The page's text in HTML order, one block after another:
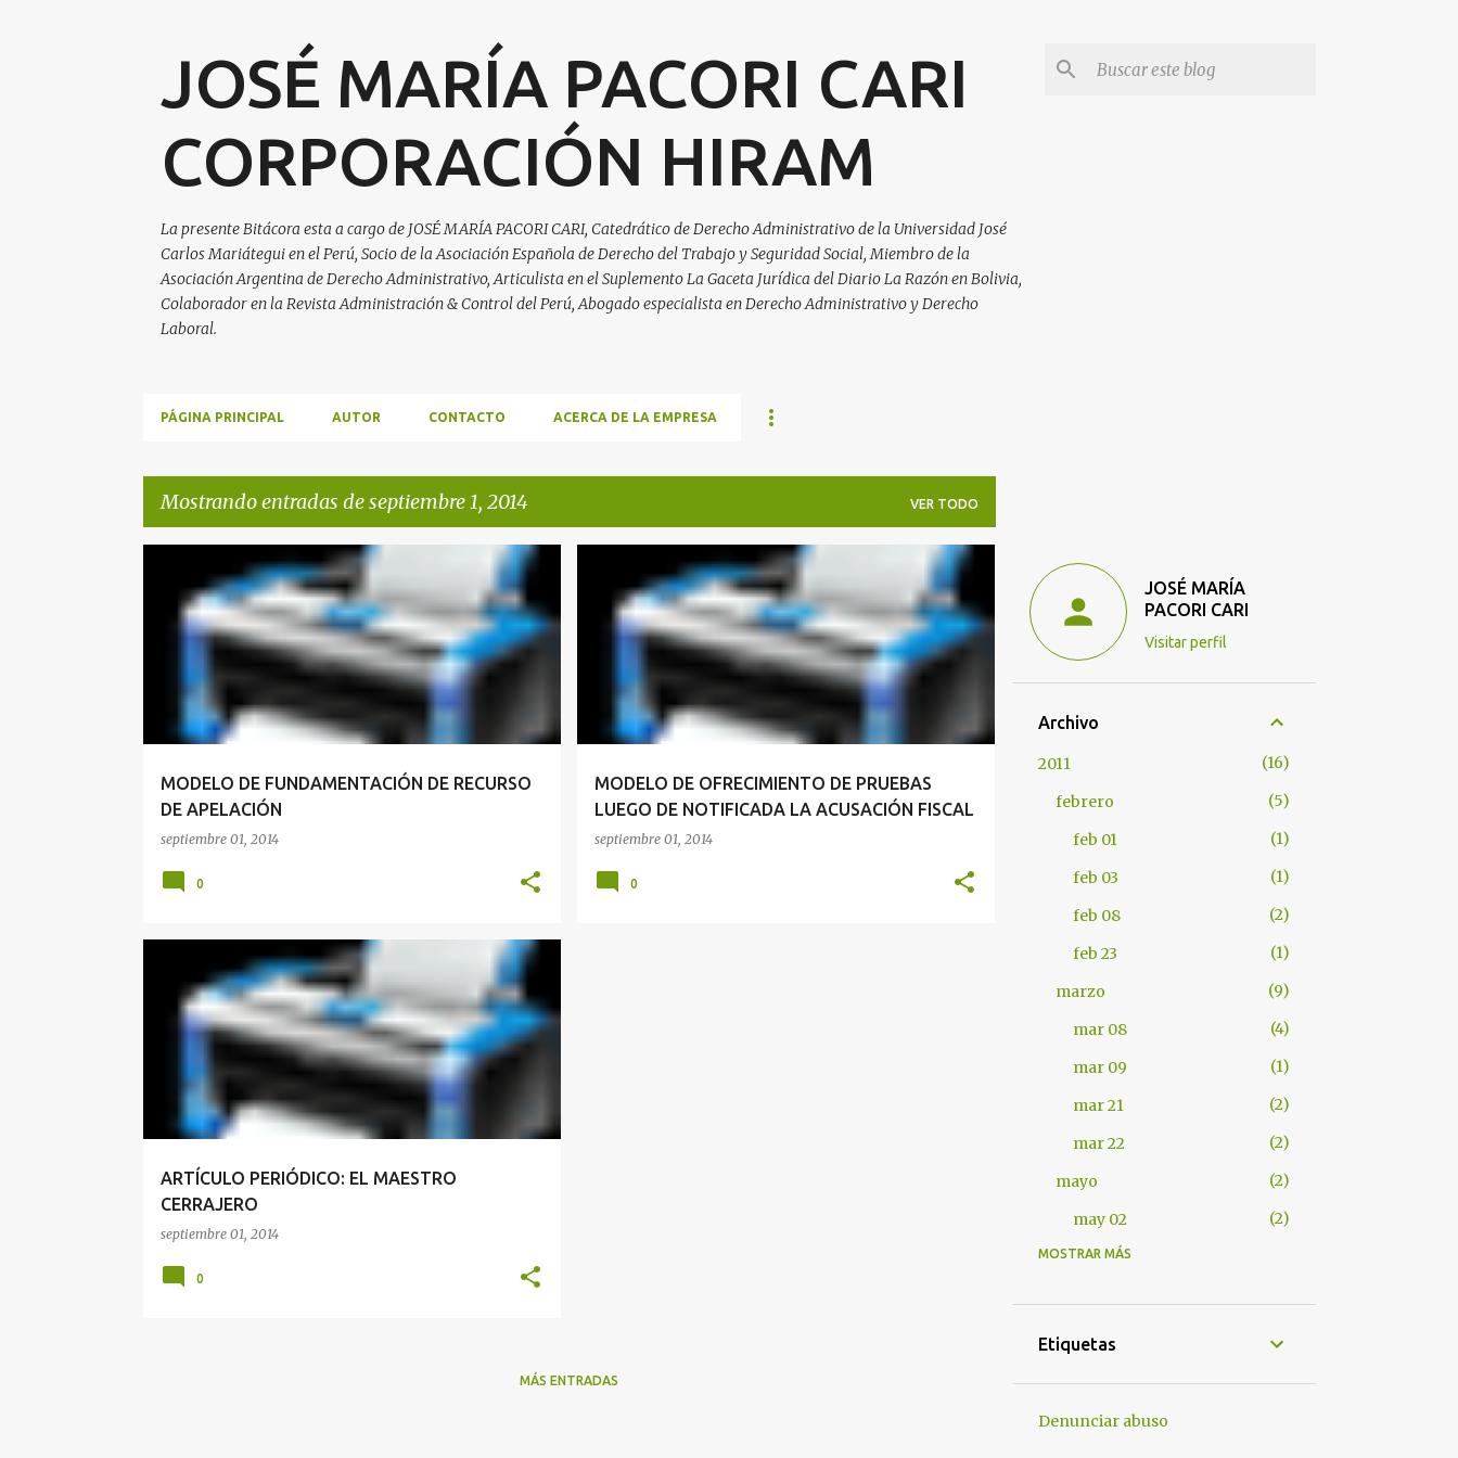
JOSÉ MARÍA PACORI CARI
CORPORACIÓN HIRAM
La presente Bitácora esta a cargo de JOSÉ MARÍA PACORI CARI, Catedrático de Derecho Administrativo de la Universidad José
Carlos Mariátegui en el Perú, Socio de la Asociación Española de Derecho del Trabajo y Seguridad Social, Miembro de la
Asociación Argentina de Derecho Administrativo, Articulista en el Suplemento La Gaceta Jurídica del Diario La Razón en Bolivia,
Colaborador en la Revista Administración & Control del Perú, Abogado especialista en Derecho Administrativo y Derecho
Laboral.
PÁGINA PRINCIPAL AUTOR CONTACTO ACERCA DE LA EMPRESA
Mostrando entradas de septiembre 1, 2014 VER TODO
MODELO DE FUNDAMENTACIÓN DE RECURSO
DE APELACIÓN
septiembre 01, 2014
FUNDAMENTACIÓN DEL RECURSO DE APELACIÓN
0
MODELO DE OFRECIMIENTO DE PRUEBAS
LUEGO DE NOTIFICADA LA ACUSACIÓN FISCAL
septiembre 01, 2014
OFRECIMIENTO DE PRUEBAS
0
ARTÍCULO PERIÓDICO: EL MAESTRO
CERRAJERO
septiembre 01, 2014
MAESTRO CERRAJERO
0
MÁS ENTRADAS
JOSÉ MARÍA
PACORI CARI
Visitar perfil
Archivo
2011
16
febrero
5
feb 01
1
feb 03
1
feb 08
2
feb 23
1
marzo
9
mar 08
4
mar 09
1
mar 21
2
mar 22
2
mayo
2
may 02
2
2012
abr 17
MOSTRAR MÁS
Etiquetas
Denunciar abuso